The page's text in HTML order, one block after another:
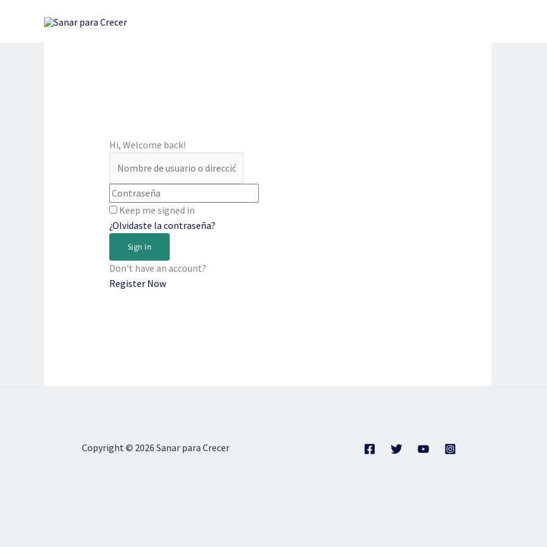
Hi, Welcome back!
Keep me signed in
¿Olvidaste la contraseña?
Sign In
Don't have an account?
Register Now
Copyright © 2026 Sanar para Crecer